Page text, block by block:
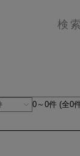
検
0～0件 (全0